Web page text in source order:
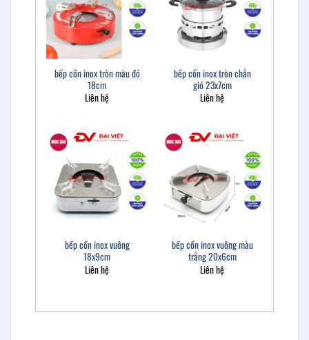
bếp cồn inox tròn màu đỏ
18cm
Liên hệ
bếp cồn inox tròn chắn
gió 23x7cm
Liên hệ
bếp cồn inox vuông
18x9cm
Liên hệ
bếp cồn inox vuông màu
trắng 20x6cm
Liên hệ